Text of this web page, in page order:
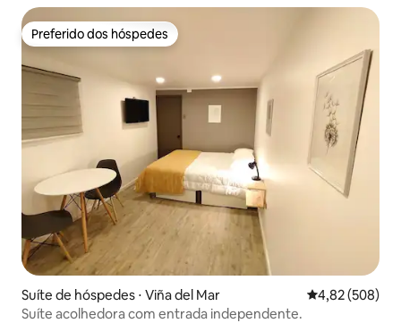
Preferido dos hóspedes
Preferido dos hóspedes
Suíte de hóspedes ⋅ Viña del Mar 4,82 de uma
4,82 (508)
Suíte acolhedora com entrada independente.